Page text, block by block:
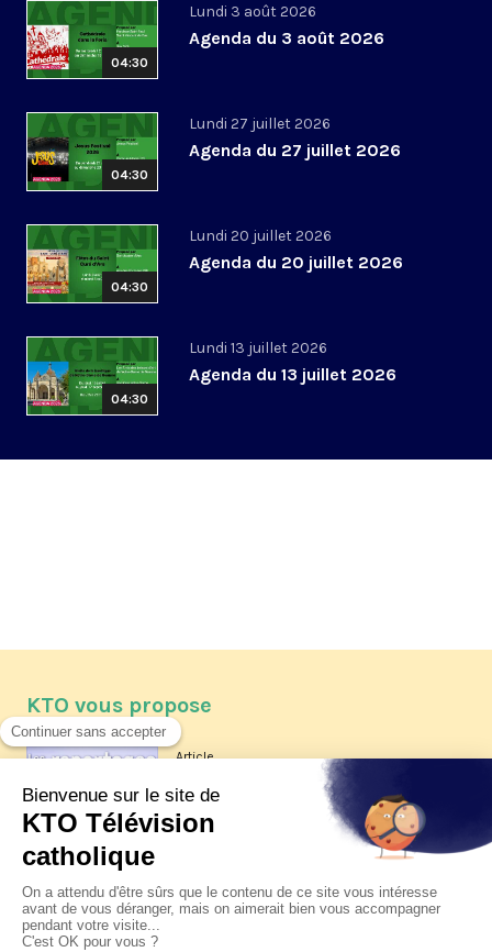
04:30
Lundi 3 août 2026
Agenda du 3 août 2026
04:30
Lundi 27 juillet 2026
Agenda du 27 juillet 2026
04:30
Lundi 20 juillet 2026
Agenda du 20 juillet 2026
04:30
Lundi 13 juillet 2026
Agenda du 13 juillet 2026
KTO vous propose
Article
Les reportages d'été 2026 de KTO
La visite pastorale du pape Léon
XIV à Assise à suivre sur KTO le
jeudi 6 août